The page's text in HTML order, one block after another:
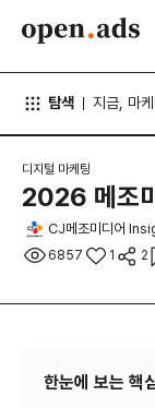
탐색 지금, 마케
디지털 마케팅
2026 메조
CJ메조미디어
6857 1 2
한눈에 보는 핵